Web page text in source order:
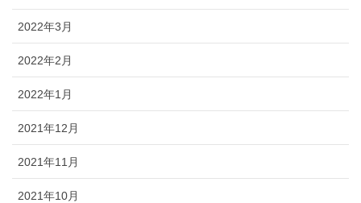
2022年3月
2022年2月
2022年1月
2021年12月
2021年11月
2021年10月